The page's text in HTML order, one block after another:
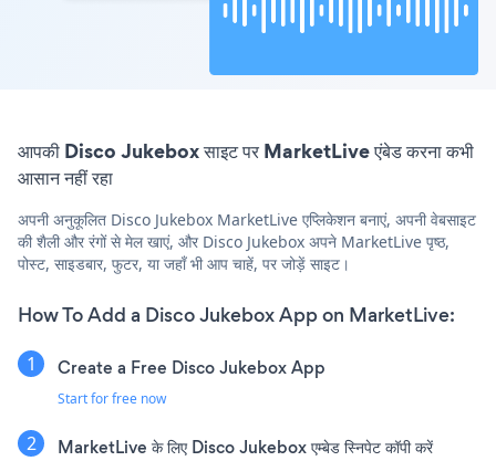
आपकी Disco Jukebox साइट पर MarketLive एंबेड करना कभी
आसान नहीं रहा
अपनी अनुकूलित Disco Jukebox MarketLive एप्लिकेशन बनाएं, अपनी वेबसाइट
की शैली और रंगों से मेल खाएं, और Disco Jukebox अपने MarketLive पृष्ठ,
पोस्ट, साइडबार, फुटर, या जहाँ भी आप चाहें, पर जोड़ें साइट।
How To Add a Disco Jukebox App on MarketLive:
Create a Free Disco Jukebox App
Start for free now
MarketLive के लिए Disco Jukebox एम्बेड स्निपेट कॉपी करें